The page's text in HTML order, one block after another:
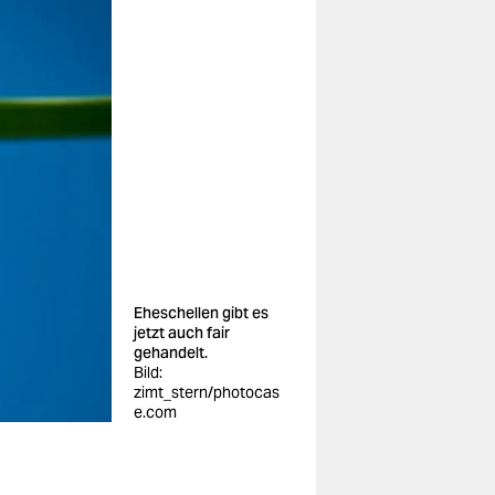
Eheschellen gibt es
jetzt auch fair
gehandelt.
Bild:
zimt_stern/photocas
e.com